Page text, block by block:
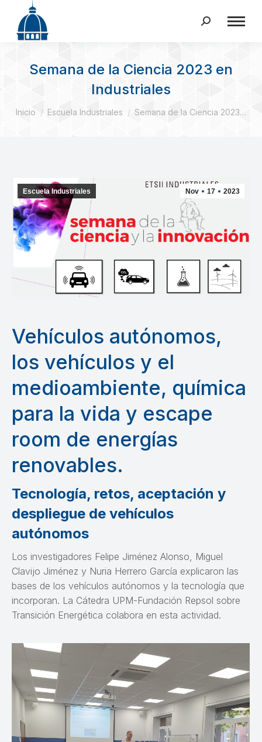
Buscar:
Semana de la Ciencia 2023 en
Industriales
Estás aquí:
Inicio Escuela Industriales Semana de la Ciencia 2023…
Nov 17 2023
Escuela Industriales
Vehículos autónomos,
los vehículos y el
medioambiente, química
para la vida y escape
room de energías
renovables.
Tecnología, retos, aceptación y
despliegue de vehículos
autónomos
Los investigadores Felipe Jiménez Alonso, Miguel
Clavijo Jiménez y Nuria Herrero García explicaron las
bases de los vehículos autónomos y la tecnología que
incorporan. La Cátedra UPM-Fundación Repsol sobre
Transición Energética colabora en esta actividad.